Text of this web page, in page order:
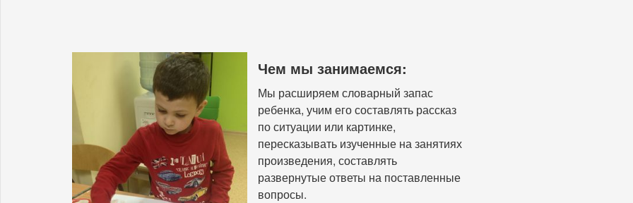
Чем мы занимаемся:
Мы расширяем словарный запас
ребенка, учим его составлять рассказ
по ситуации или картинке,
пересказывать изученные на занятиях
произведения, составлять
развернутые ответы на поставленные
вопросы.